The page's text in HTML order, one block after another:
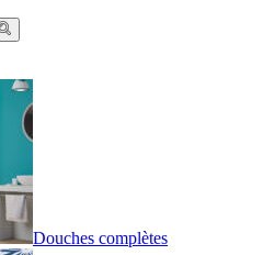
Douches complètes